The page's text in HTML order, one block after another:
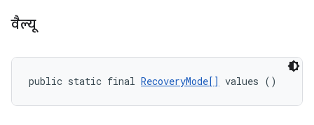
वैल्यू
public static final RecoveryMode[] values ()